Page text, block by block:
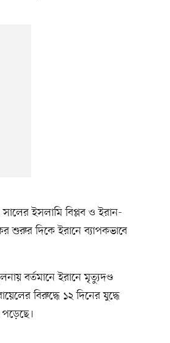
ইসলামি বিপ্লব ও ইরান-
দিকে ইরানে ব্যাপকভাবে
বর্তমানে ইরানে মৃত্যুদণ্ড
বিরুদ্ধে ১২ দিনের যুদ্ধে
পড়েছে।